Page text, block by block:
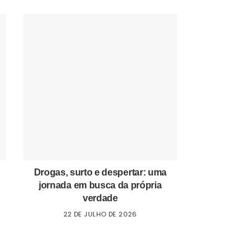
Drogas, surto e despertar: uma
jornada em busca da própria
verdade
22 DE JULHO DE 2026